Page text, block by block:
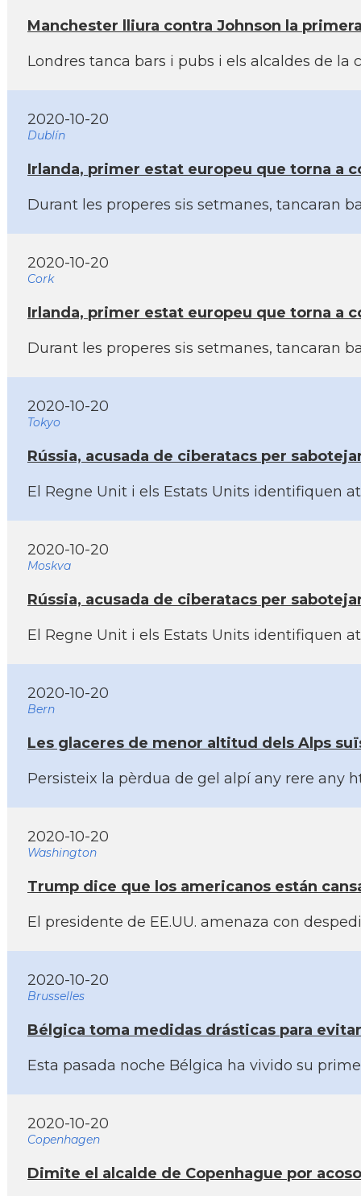
Manchester lliura contra Johnson la
Londres tanca bars i pubs i els alcaldes de
2020-10-20
Dublín
Irlanda, primer estat europeu que torna a
Durant les properes sis setmanes, tancaran
2020-10-20
Cork
Irlanda, primer estat europeu que torna a
Durant les properes sis setmanes, tancaran
2020-10-20
Tokyo
Rússia, acusada de ciberatacs per
El Regne Unit i els Estats Units identifiquen
2020-10-20
Moskva
Rússia, acusada de ciberatacs per
El Regne Unit i els Estats Units identifiquen
2020-10-20
Bern
Les glaceres de menor altitud dels Alps
Persisteix la pèrdua de gel alpí­ any rere any
2020-10-20
Washington
Trump dice que los americanos están
El presidente de EE.UU. amenaza con
2020-10-20
Brusselles
Bélgica toma medidas drásticas para
Esta pasada noche Bélgica ha vivido su
2020-10-20
Copenhagen
Dimite el alcalde de Copenhague por